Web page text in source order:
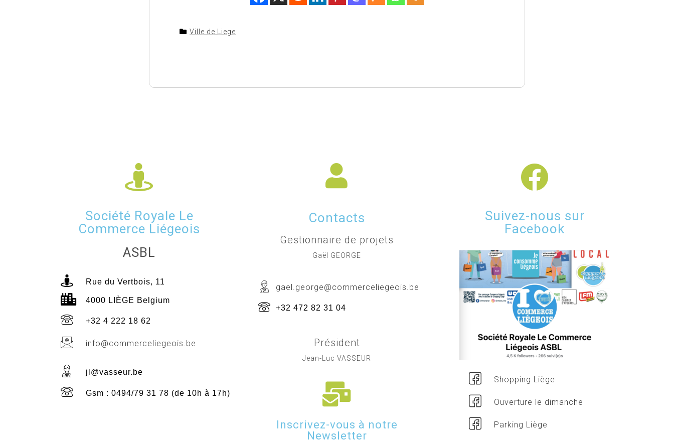
Ville de Liege
Société Royale Le
Commerce Liégeois
ASBL
Rue du Vertbois, 11
4000 LIÈGE Belgium
+32 4 222 18 62
info@commerceliegeois.be
jl@vasseur.be
Gsm : 0494/79 31 78 (de 10h à 17h)
Contacts
Gestionnaire de projets
Gaël GEORGE
gael.george@commerceliegeois.be
+32 472 82 31 04
Président
Jean-Luc VASSEUR
Inscrivez-vous à notre
Newsletter
Suivez-nous sur
Facebook
Shopping Liège
Ouverture le dimanche
Parking Liège